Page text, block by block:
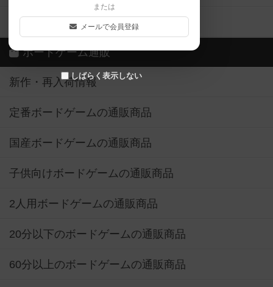
または
メールで会員登録
しばらく表示しない
ボドゲーマご利用案内
ボードゲーム通販
新作・再入荷情報
定番ボードゲームの通販商品
国産ボードゲームの通販商品
子供向けボードゲームの通販商品
2人用ボードゲームの通販商品
20分以下のボードゲームの通販商品
60分以上のボードゲームの通販商品